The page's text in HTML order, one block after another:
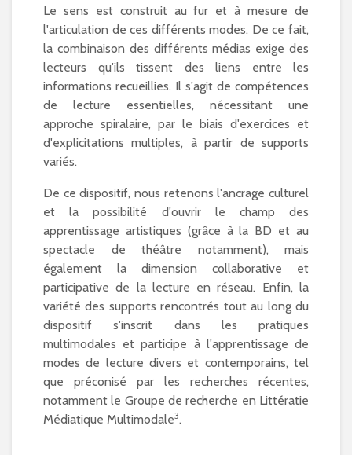
Le sens est construit au fur et à mesure de
l'articulation de ces différents modes. De ce fait,
la combinaison des différents médias exige des
lecteurs qu'ils tissent des liens entre les
informations recueillies. Il s'agit de compétences
de lecture essentielles, nécessitant une
approche spiralaire, par le biais d'exercices et
d'explicitations multiples, à partir de supports
variés.
De ce dispositif, nous retenons l'ancrage culturel
et la possibilité d'ouvrir le champ des
apprentissage artistiques (grâce à la BD et au
spectacle de théâtre notamment), mais
également la dimension collaborative et
participative de la lecture en réseau. Enfin, la
variété des supports rencontrés tout au long du
dispositif s'inscrit dans les pratiques
multimodales et participe à l'apprentissage de
modes de lecture divers et contemporains, tel
que préconisé par les recherches récentes,
notamment le Groupe de recherche en Littératie
Médiatique Multimodale3.